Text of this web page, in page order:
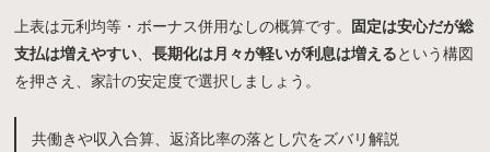
上表は元利均等・ボーナス併用なしの概算です。
固定は安心だが総
支払は増えやすい、長期化は月々が軽いが利息は増える という構図
を押さえ、家計の安定度で選択しましょう。
共働きや収入合算、返済比率の落とし穴をズバリ解説